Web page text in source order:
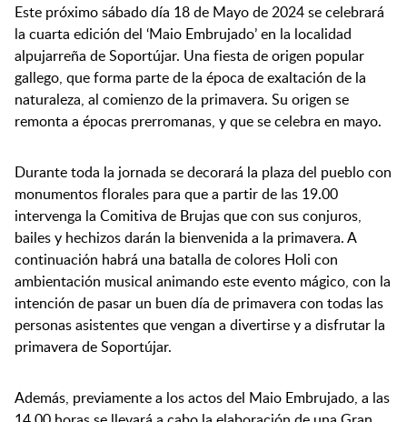
Este próximo sábado día 18 de Mayo de 2024 se celebrará
la cuarta edición del ‘Maio Embrujado’ en la localidad
alpujarreña de Soportújar. Una fiesta de origen popular
gallego, que forma parte de la época de exaltación de la
naturaleza, al comienzo de la primavera. Su origen se
remonta a épocas prerromanas, y que se celebra en mayo.
Durante toda la jornada se decorará la plaza del pueblo con
monumentos florales para que a partir de las 19.00
intervenga la Comitiva de Brujas que con sus conjuros,
bailes y hechizos darán la bienvenida a la primavera. A
continuación habrá una batalla de colores Holi con
ambientación musical animando este evento mágico, con la
intención de pasar un buen día de primavera con todas las
personas asistentes que vengan a divertirse y a disfrutar la
primavera de Soportújar.
Además, previamente a los actos del Maio Embrujado, a las